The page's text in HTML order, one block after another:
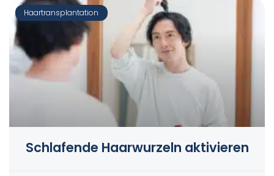
Haartransplantation
Schlafende Haarwurzeln aktivieren